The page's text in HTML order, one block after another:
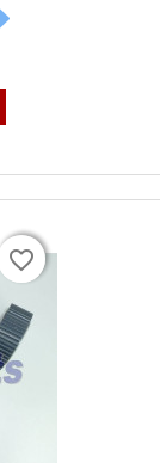
favorite_border
favorite_border